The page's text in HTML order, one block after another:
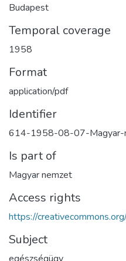
Budapest
Temporal coverage
1958
Format
application/pdf
Identifier
614-1958-08-07-
Is part of
Magyar nemzet
Access rights
https://
Subject